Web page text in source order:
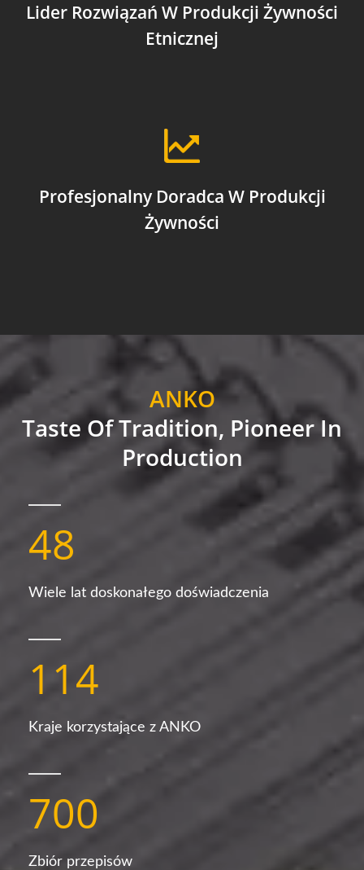
Lider Rozwiązań W Produkcji Żywności
Etnicznej
Profesjonalny Doradca W Produkcji
Żywności
ANKO
Taste Of Tradition, Pioneer In
Production
48
Wiele lat doskonałego doświadczenia
114
Kraje korzystające z ANKO
700
Zbiór przepisów